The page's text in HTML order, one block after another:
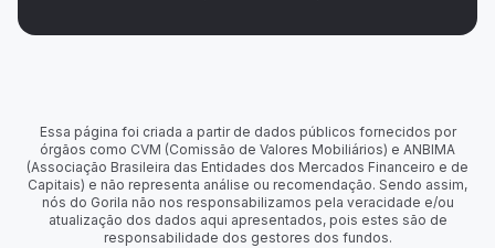
Essa página foi criada a partir de dados públicos fornecidos por
órgãos como CVM (Comissão de Valores Mobiliários) e ANBIMA
(Associação Brasileira das Entidades dos Mercados Financeiro e de
Capitais) e não representa análise ou recomendação. Sendo assim,
nós do Gorila não nos responsabilizamos pela veracidade e/ou
atualização dos dados aqui apresentados, pois estes são de
responsabilidade dos gestores dos fundos.